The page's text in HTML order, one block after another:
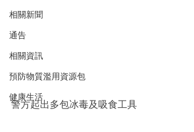
相關新聞
通告
相關資訊
預防物質濫用資源包
健康生活
警方起出多包冰毒及吸食工具